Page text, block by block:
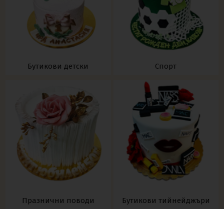
Бутикови детски Спорт
Празнични поводи Бутикови тийнейджъри